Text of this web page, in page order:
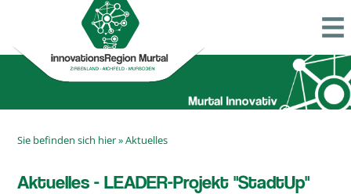
Sie befinden sich hier »Aktuelles
Aktuelles - LEADER-Projekt "StadtUp"